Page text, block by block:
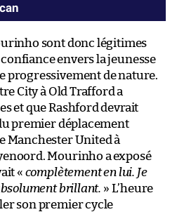
sont donc légitimes
envers la jeunesse
progressivement de nature.
City à Old Trafford a
et que Rashford devrait
premier déplacement
Manchester United à
Mourinho a exposé
« complètement en lui. Je
brillant. » L’heure
son premier cycle